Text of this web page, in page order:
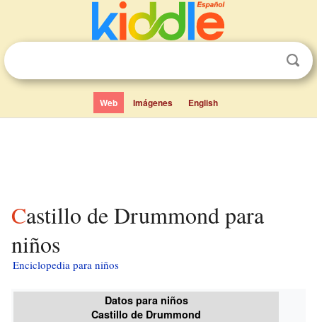
Web Imágenes English
Castillo de Drummond para
niños
Enciclopedia para niños
Datos para niños
Castillo de Drummond